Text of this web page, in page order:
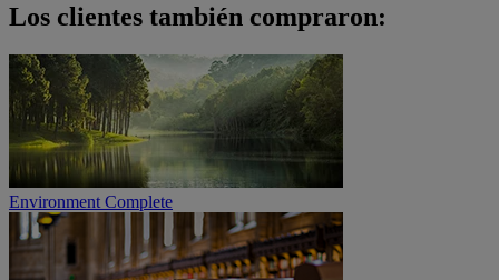
Los clientes también compraron:
Environment Complete